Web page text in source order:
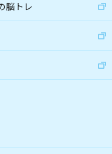
脳トレ